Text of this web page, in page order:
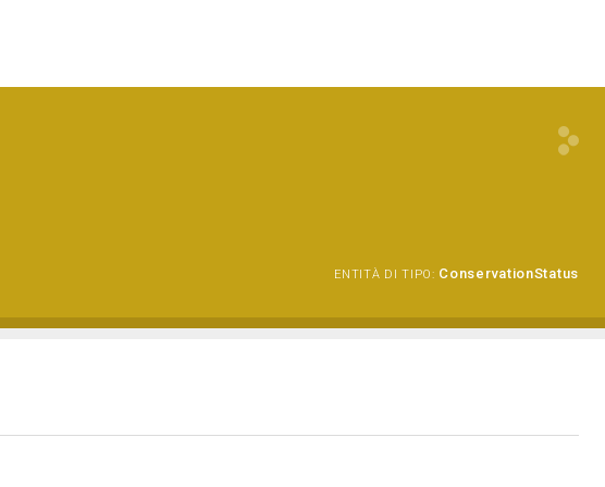
ENTITÀ DI TIPO: ConservationStatus